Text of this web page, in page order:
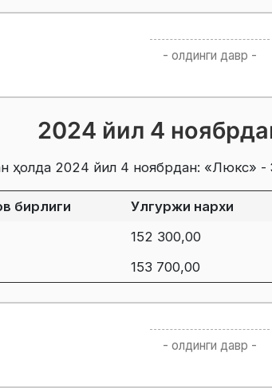
- олдинги давр -
2024 йил 4
ҳолда 2024 йил 4 ноябрдан: «Люкс» -
бирлиги Улгуржи нархи
152 300,00
153 700,00
- олдинги давр -